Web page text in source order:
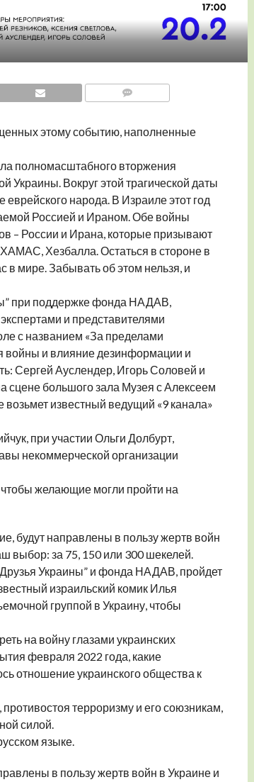
этому событию, наполненные
полномасштабного вторжения
Украины. Вокруг этой трагической даты
народа. В Израиле этот год
Россией и Ираном. Обе войны
– России и Ирана, которые призывают
ХАМАС, Хезбалла. Остаться в стороне в
в мире. Забывать об этом нельзя, и
при поддержке фонда НАДАВ,
и представителями
с названием «За пределами
войны и влияние дезинформации и
Сергей Ауслендер, Игорь Соловей и
сцене большого зала Музея с Алексеем
известный ведущий «9 канала»
при участии Ольги Долбурт,
некоммерческой организации
чтобы желающие могли пройти на
будут направлены в пользу жертв войн
выбор: за 75, 150 или 300 шекелей.
Украины” и фонда НАДАВ, пройдет
израильский комик Илья
группой в Украину, чтобы
на войну глазами украинских
февраля 2022 года, какие
отношение украинского общества к
терроризму и его союзникам,
силой.
языке.
в пользу жертв войн в Украине и